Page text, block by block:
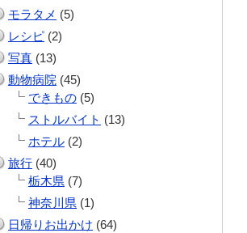
モラタメ (5)
レシピ (2)
写真 (13)
動物病院 (45)
できもの (5)
ストルバイト (13)
ホテル (2)
旅行 (40)
栃木県 (7)
神奈川県 (1)
日帰りお出かけ (64)